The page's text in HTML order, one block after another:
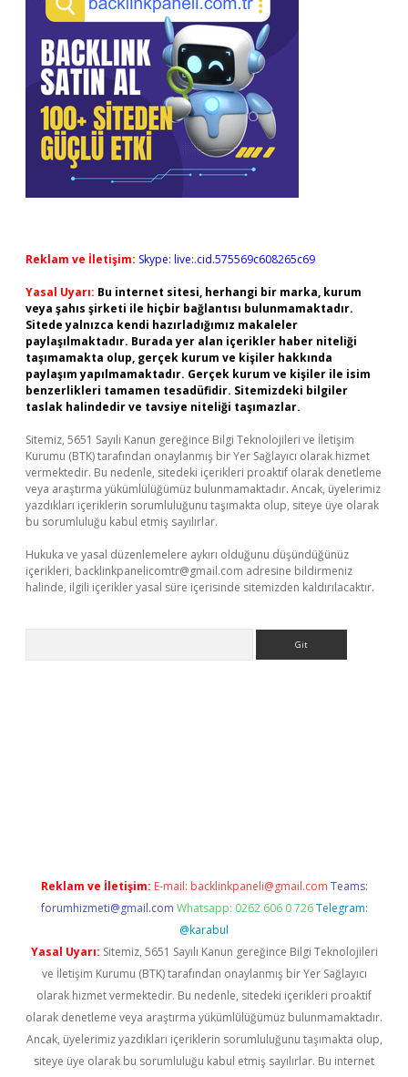
Reklam ve İletişim: Skype: live:.cid.575569c608265c69
Yasal Uyarı: Bu internet sitesi, herhangi bir marka, kurum
veya şahıs şirketi ile hiçbir bağlantısı bulunmamaktadır.
Sitede yalnızca kendi hazırladığımız makaleler
paylaşılmaktadır. Burada yer alan içerikler haber niteliği
taşımamakta olup, gerçek kurum ve kişiler hakkında
paylaşım yapılmamaktadır. Gerçek kurum ve kişiler ile isim
benzerlikleri tamamen tesadüfidir. Sitemizdeki bilgiler
taslak halindedir ve tavsiye niteliği taşımazlar.
Sitemiz, 5651 Sayılı Kanun gereğince Bilgi Teknolojileri ve İletişim
Kurumu (BTK) tarafından onaylanmış bir Yer Sağlayıcı olarak hizmet
vermektedir. Bu nedenle, sitedeki içerikleri proaktif olarak denetleme
veya araştırma yükümlülüğümüz bulunmamaktadır. Ancak, üyelerimiz
yazdıkları içeriklerin sorumluluğunu taşımakta olup, siteye üye olarak
bu sorumluluğu kabul etmiş sayılırlar.
Hukuka ve yasal düzenlemelere aykırı olduğunu düşündüğünüz
içerikleri, backlinkpanelicomtr@gmail.com adresine bildirmeniz
halinde, ilgili içerikler yasal süre içerisinde sitemizden kaldırılacaktır.
Reklam ve İletişim: E-mail: backlinkpaneli@gmail.com Teams:
forumhizmeti@gmail.com Whatsapp: 0262 606 0 726 Telegram:
@karabul
Yasal Uyarı: Sitemiz, 5651 Sayılı Kanun gereğince Bilgi Teknolojileri
ve İletişim Kurumu (BTK) tarafından onaylanmış bir Yer Sağlayıcı
olarak hizmet vermektedir. Bu nedenle, sitedeki içerikleri proaktif
olarak denetleme veya araştırma yükümlülüğümüz bulunmamaktadır.
Ancak, üyelerimiz yazdıkları içeriklerin sorumluluğunu taşımakta olup,
siteye üye olarak bu sorumluluğu kabul etmiş sayılırlar. Bu internet